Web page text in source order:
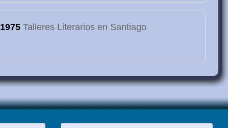
1975Talleres Literarios en Santiago